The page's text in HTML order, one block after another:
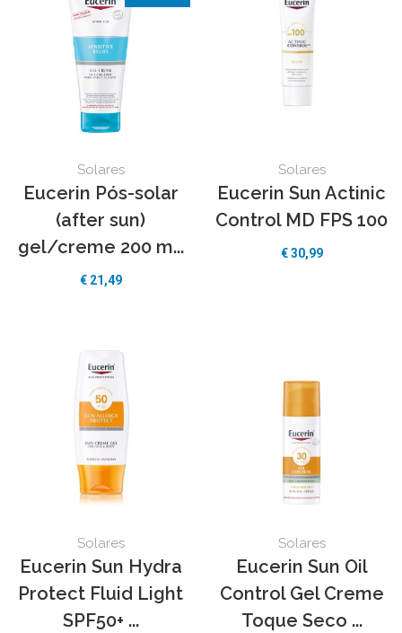
Solares
Eucerin Pós-solar
(after sun)
gel/creme 200 m...
€ 21,49
Solares
Eucerin Sun Actinic
Control MD FPS 100
€ 30,99
Solares
Eucerin Sun Hydra
Protect Fluid Light
SPF50+ ...
Solares
Eucerin Sun Oil
Control Gel Creme
Toque Seco ...